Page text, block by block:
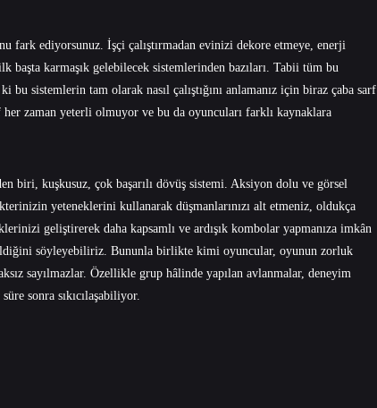
fark ediyorsunuz. İşçi çalıştırmadan evinizi dekore etmeye, enerji
başta karmaşık gelebilecek sistemlerinden bazıları. Tabii tüm bu
sistemlerin tam olarak nasıl çalıştığını anlamanız için biraz çaba sarf
zaman yeterli olmuyor ve bu da oyuncuları farklı kaynaklara
biri, kuşkusuz, çok başarılı dövüş sistemi. Aksiyon dolu ve görsel
yeteneklerini kullanarak düşmanlarınızı alt etmeniz, oldukça
geliştirerek daha kapsamlı ve ardışık kombolar yapmanıza imkân
söyleyebiliriz. Bununla birlikte kimi oyuncular, oyunun zorluk
sayılmazlar. Özellikle grup hâlinde yapılan avlanmalar, deneyim
sonra sıkıcılaşabiliyor.